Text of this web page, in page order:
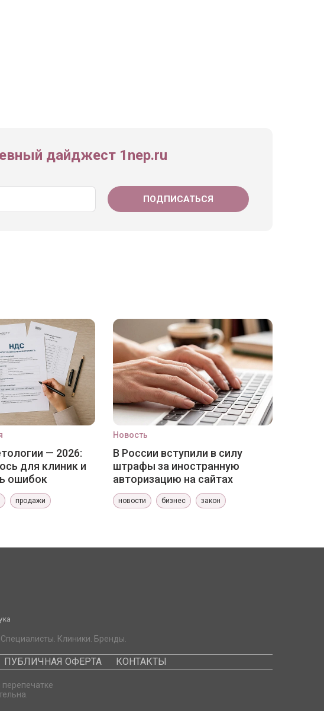
дайджест 1nep.ru
— 2026:
для клиник и
ошибок
продажи
Новость
В России вступили в силу
штрафы за иностранную
авторизацию на сайтах
новости бизнес закон
Клиники. Бренды.
ПУБЛИЧНАЯ ОФЕРТА КОНТАКТЫ